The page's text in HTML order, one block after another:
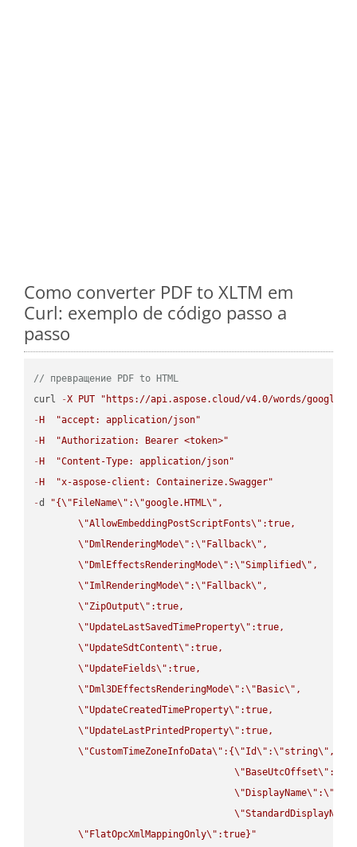
Como converter PDF to XLTM em
Curl: exemplo de código passo a
passo
// превращение PDF to HTML
curl
-X PUT
"https://api.aspose.cloud/v4.0/words/
- H
"accept: application/json"
- H
"Authorization: Bearer <token>"
- H
"Content-Type: application/json"
- H
"x-aspose-client: Containerize.Swagger"
-d "{\" FileName\" :\"google.HTML\" ,
\"AllowEmbeddingPostScriptFonts\" :true,
\" DmlRenderingMode\" :\" Fallback\" ,
\" DmlEffectsRenderingMode\" :\"Simplified\" ,
\"ImlRenderingMode\" :\" Fallback\" ,
\"ZipOutput\" :true,
\"UpdateLastSavedTimeProperty\" :true,
\"UpdateSdtContent\" :true,
\"UpdateFields\" :true,
\" Dml3DEffectsRenderingMode\" :\" Basic\" ,
\"UpdateCreatedTimeProperty\" :true,
\"UpdateLastPrintedProperty\" :true,
\"CustomTimeZoneInfoData\" :{\"Id\" :\"string\" ,
\" BaseUtcOffset\" :
\" DisplayName\" :\"
\"StandardDisplayName
\" FlatOpcXmlMappingOnly\" :true}"